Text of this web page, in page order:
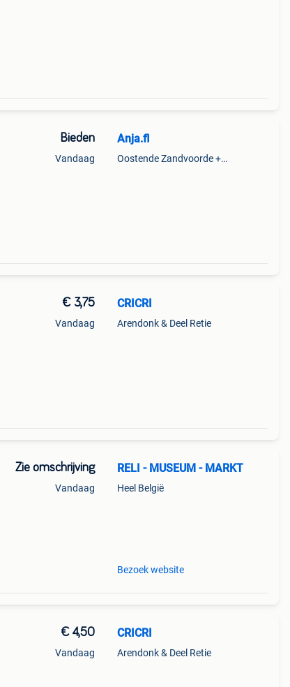
Bieden
Vandaag
Anja.fl
Oostende Zandvoorde +Oostende
€ 3,75
Vandaag
CRICRI
Arendonk & Deel Retie
Zie omschrijving
Vandaag
RELI - MUSEUM - MARKT
Heel België
Bezoek website
€ 4,50
Vandaag
CRICRI
Arendonk & Deel Retie